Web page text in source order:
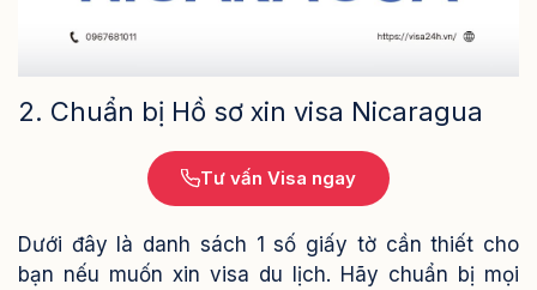
2. Chuẩn bị Hồ sơ xin visa Nicaragua
Tư vấn Visa ngay
Dưới đây là danh sách 1 số giấy tờ cần thiết cho
bạn nếu muốn xin visa du lịch. Hãy chuẩn bị mọi